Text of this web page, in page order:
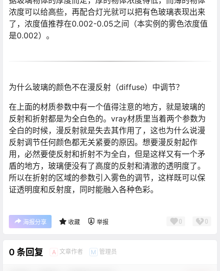
浓度可以给高些，再配合灯光就可以把有色玻璃表现出来
了，浓度值推荐在0.002-0.05之间（本实例的雾色浓度值
是0.002）。
为什么玻璃的颜色不在漫反射（diffuse）中调节？
在上面的材质参数中有一个值得注意的地方，就是玻璃的
反射和折射都是为全白色的。vray材质里当着两个参数为
全白的时候，漫反射就是失去其作用了，这也为什么说漫
反射调节任何颜色都无关紧要的原因。想要漫反射起作
用，必然要使反射和折射不为全白，但是这样又有一个矛
盾的地方，玻璃便没有了高度的反射和清澈的透明度了。
所以在折射的区域的参数引入雾色的调节，这样既可以保
证透明度和反射度，同时能融入各种色彩。
海报分享 收藏 举报 0 0
0 条回复 A 文章作者 M 管理员